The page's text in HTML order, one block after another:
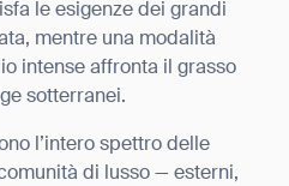
le esigenze dei grandi
mentre una modalità
intense affronta il grasso
sotterranei.
l’intero spettro delle
di lusso — esterni,